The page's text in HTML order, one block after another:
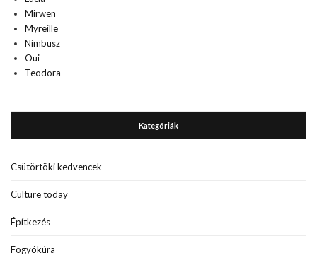
Mirwen
Myreille
Nimbusz
Oui
Teodora
Kategóriák
Csütörtöki kedvencek
Culture today
Építkezés
Fogyókúra